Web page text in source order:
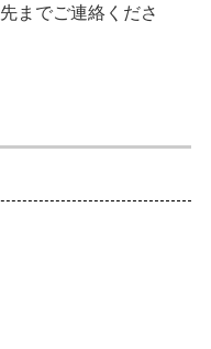
までご連絡くださ